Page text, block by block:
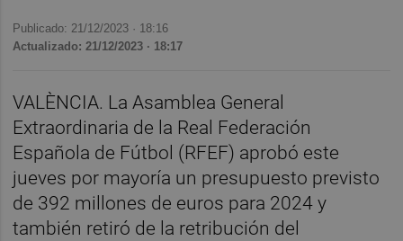
Publicado: 21/12/2023 · 18:16
Actualizado: 21/12/2023 · 18:17
VALÈNCIA. La Asamblea General
Extraordinaria de la Real Federación
Española de Fútbol (RFEF) aprobó este
jueves por mayoría un presupuesto previsto
de 392 millones de euros para 2024 y
también retiró de la retribución del